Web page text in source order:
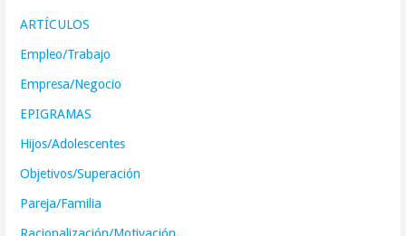
ARTÍCULOS
Empleo/Trabajo
Empresa/Negocio
EPIGRAMAS
Hijos/Adolescentes
Objetivos/Superación
Pareja/Familia